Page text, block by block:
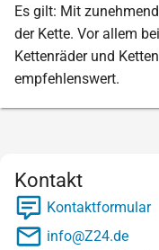
Es gilt: Mit
der Kette. Vor allem
Kettenräder und
empfehlenswert.
Kontakt
Kontaktformular
info@Z24.de